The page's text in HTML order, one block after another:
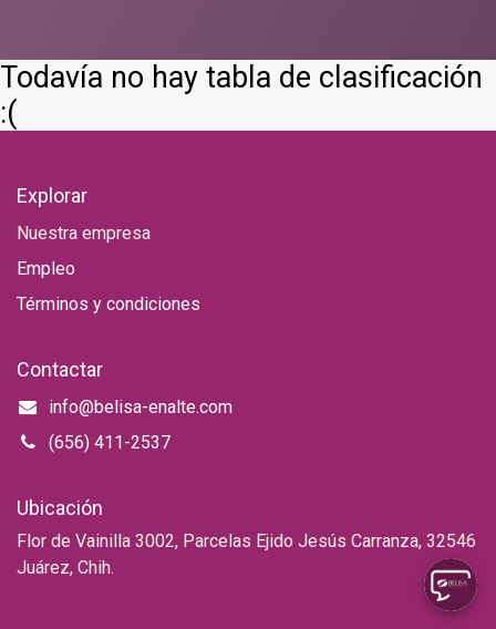
Todavía no hay tabla de clasificación
:(
Explorar
Nuestra empresa
Empleo
Términos y condiciones
Contactar
info@belisa-enalte.com
(656) 411-2537
Ubicación
Flor de Vainilla 3002, Parcelas Ejido Jesús Carranza, 32546
Juárez, Chih.